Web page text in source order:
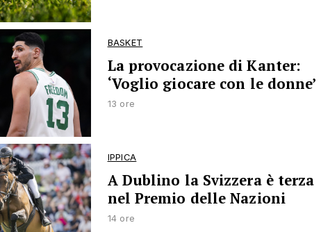
BASKET
La provocazione di Kanter:
‘Voglio giocare con le donne’
13 ore
IPPICA
A Dublino la Svizzera è terza
nel Premio delle Nazioni
14 ore